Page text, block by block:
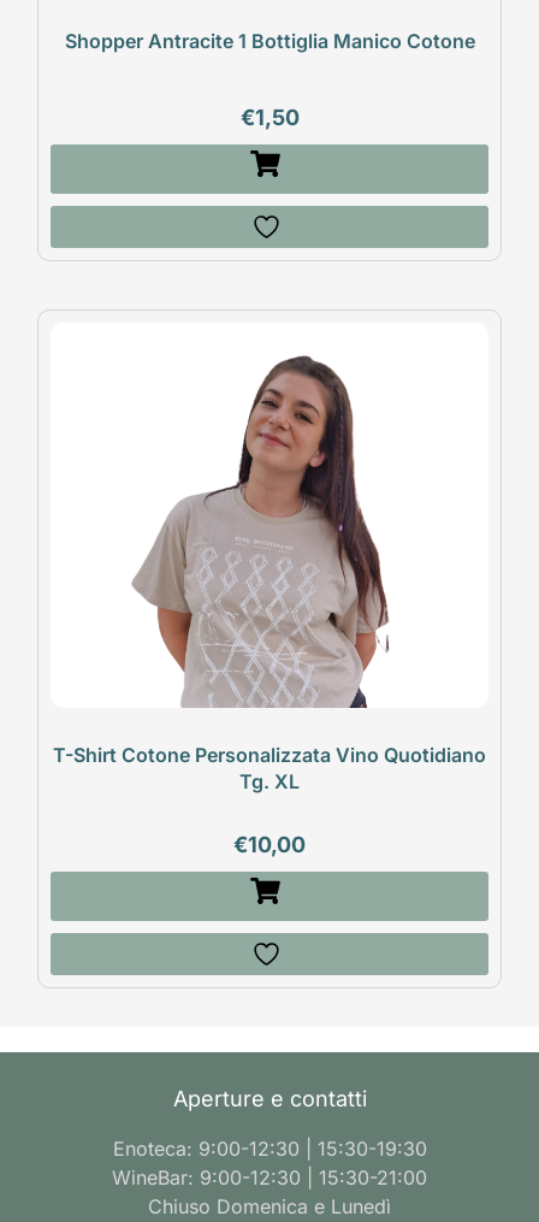
Shopper Antracite 1 Bottiglia Manico Cotone
€1,50
T-Shirt Cotone Personalizzata Vino Quotidiano
Tg. XL
€10,00
Aperture e contatti
Enoteca: 9:00-12:30 | 15:30-19:30
WineBar: 9:00-12:30 | 15:30-21:00
Chiuso Domenica e Lunedì